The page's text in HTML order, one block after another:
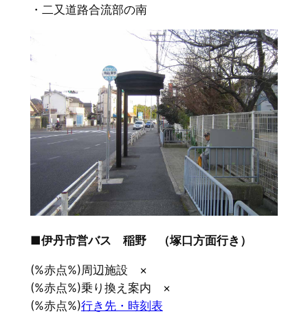
・二又道路合流部の南
■伊丹市営バス 稲野 （塚口方面行き）
(%赤点%)周辺施設 ×
(%赤点%)乗り換え案内 ×
(%赤点%)行き先・時刻表